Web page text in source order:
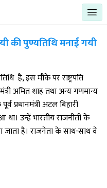
की पुण्यतिथि मनाई गयी
है, इस मौके पर राष्ट्रपति
मंत्री अमित शाह तथा अन्य गणमान्य
प्रधानमंत्री अटल बिहारी
उन्हें भारतीय राजनीती के
जाता है। राजनेता के साथ-साथ वे